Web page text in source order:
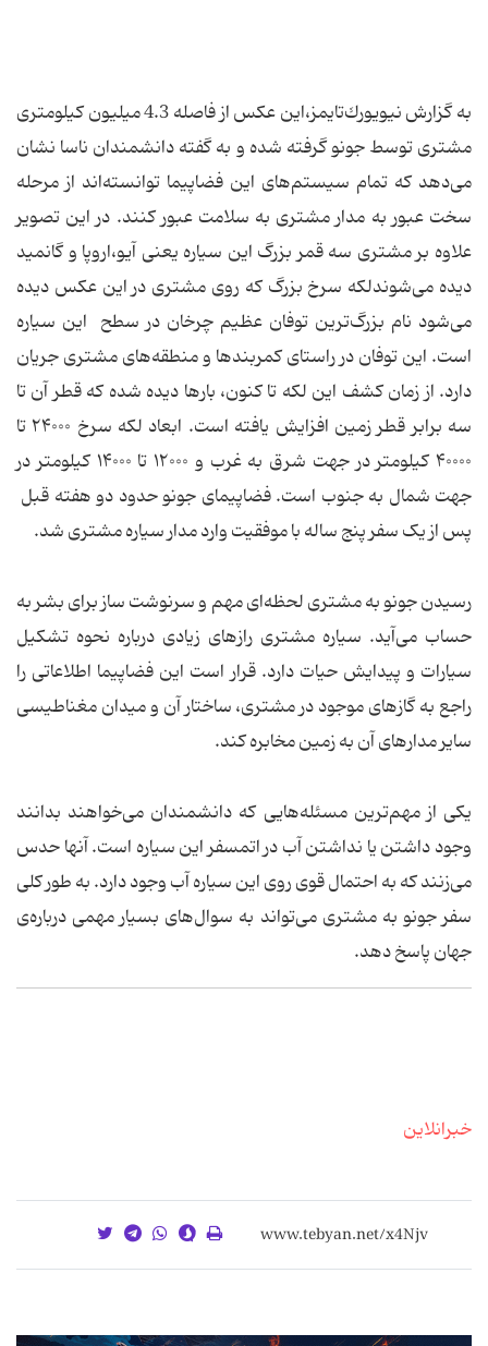
به گزارش نیویورك‌تایمز،این عكس از فاصله 4.3 میلیون كیلومتری
مشتری توسط جونو گرفته شده و به گفته دانشمندان ناسا نشان
می‌دهد كه تمام سیستم‌های این فضاپیما توانسته‌اند از مرحله
سخت عبور به مدار مشتری به سلامت عبور كنند. در این تصویر
علاوه بر مشتری سه قمر بزرگ این سیاره یعنی آیو،اروپا و گانمید
دیده می‌شوندلکه سرخ بزرگ كه روی مشتری در این عكس دیده
می‌شود نام بزرگ‌ترین توفان عظیم چرخان در سطح این سیاره
است. این توفان در راستای کمربندها و منطقه‌های مشتری جریان
دارد. از زمان کشف این لکه تا کنون، بارها دیده شده که قطر آن تا
سه برابر قطر زمین افزایش یافته است. ابعاد لکه سرخ ۲۴۰۰۰ تا
۴۰۰۰۰ کیلومتر در جهت شرق به غرب و ۱۲۰۰۰ تا ۱۴۰۰۰ کیلومتر در
جهت شمال به جنوب است. فضاپیمای جونو حدود دو هفته قبل
پس از یک سفر پنج ساله با موفقیت وارد مدار سیاره مشتری شد.
رسیدن جونو به مشتری لحظه‌ای مهم و سرنوشت ساز برای بشر به
حساب می‌آید. سیاره‌ مشتری رازهای زیادی درباره‌ نحوه‌ تشکیل
سیارات و پیدایش حیات دارد. قرار است این فضاپیما اطلاعاتی را
راجع به گازهای موجود در مشتری، ساختار آن و میدان مغناطیسی
سایر مدارهای آن به زمین مخابره کند.
یکی از مهم‌ترین مسئله‌هایی که دانشمندان می‌خواهند بدانند
وجود داشتن یا نداشتن آب در اتمسفر این سیاره است. آنها حدس
می‌زنند که به احتمال قوی روی این سیاره آب وجود دارد. به طور کلی
سفر جونو به مشتری می‌تواند به سوال‌های بسیار مهمی درباره‌ی
جهان پاسخ دهد.
خبرانلاین